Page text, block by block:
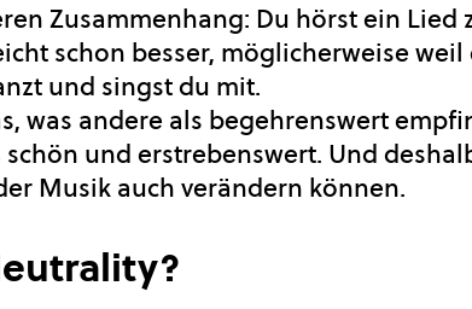
Zusammenhang: Du hörst ein
schon besser, möglicherweise
und singst du mit.
was andere als begehrenswert
und erstrebenswert. Und
Musik auch verändern können.